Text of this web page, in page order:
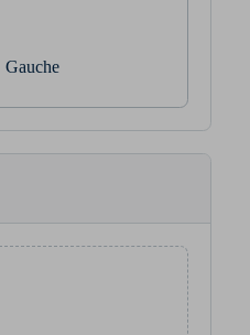
Gauche